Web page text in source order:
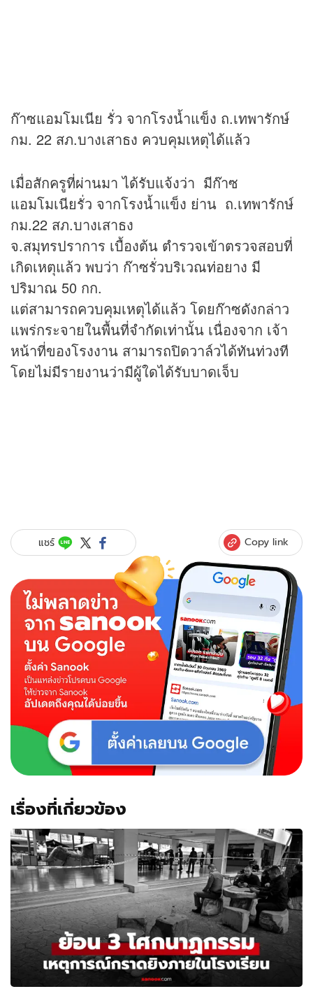
ก๊าซแอมโมเนีย รั่ว จากโรงน้ำแข็ง ถ.เทพารักษ์
กม. 22 สภ.บางเสาธง ควบคุมเหตุได้แล้ว
เมื่อสักครูที่ผ่านมา ได้รับแจ้งว่า มีก๊าซ
แอมโมเนียรั่ว จากโรงน้ำแข็ง ย่าน ถ.เทพารักษ์
กม.22 สภ.บางเสาธง
จ.สมุทรปราการ เบื้องต้น ตำรวจเข้าตรวจสอบที่
เกิดเหตุแล้ว พบว่า ก๊าซรั่วบริเวณท่อยาง มี
ปริมาณ 50 กก.
แต่สามารถควบคุมเหตุได้แล้ว โดยก๊าซดังกล่าว
แพร่กระจายในพื้นที่จำกัดเท่านั้น เนื่องจาก เจ้า
หน้าที่ของโรงงาน สามารถปิดวาล์วได้ทันท่วงที
โดยไม่มีรายงานว่ามีผู้ใดได้รับบาดเจ็บ
แชร์ Copy link
เรื่องที่เกี่ยวข้อง